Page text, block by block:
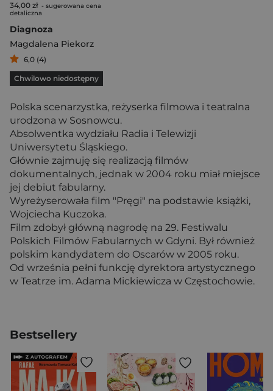
34,00 zł - sugerowana cena
detaliczna
Diagnoza
Magdalena Piekorz
6,0 (4)
Chwilowo niedostępny
Polska scenarzystka, reżyserka filmowa i teatralna
urodzona w Sosnowcu.
Absolwentka wydziału Radia i Telewizji
Uniwersytetu Śląskiego.
Głównie zajmuję się realizacją filmów
dokumentalnych, jednak w 2004 roku miał miejsce
jej debiut fabularny.
Wyreżyserowała film "Pręgi" na podstawie książki,
Wojciecha Kuczoka.
Film zdobył główną nagrodę na 29. Festiwalu
Polskich Filmów Fabularnych w Gdyni. Był również
polskim kandydatem do Oscarów w 2005 roku.
Od września pełni funkcję dyrektora artystycznego
w Teatrze im. Adama Mickiewicza w Częstochowie.
Bestsellery